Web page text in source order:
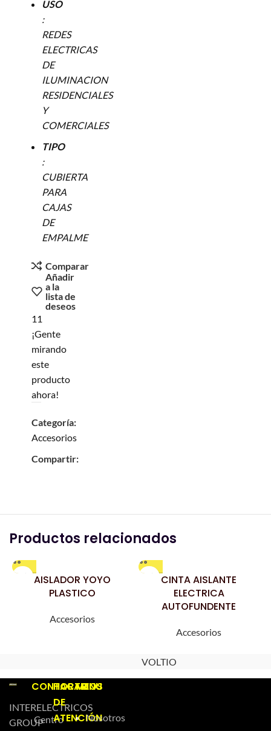
USO
:
REDES
ELECTRICAS
DE
ILUMINACION
RESIDENCIALES
Y
COMERCIALES
TIPO
:
CUBIERTA
PARA
CAJAS
DE
EMPALME
Comparar
Añadir
a la
lista de
deseos
11
¡Gente
mirando
este
producto
ahora!
Categoría:
Accesorios
Compartir:
Productos relacionados
AISLADOR YOYO
PLASTICO
Accesorios
CINTA AISLANTE
ELECTRICA
AUTOFUNDENTE
Accesorios
VOLTIO
INTERELECTRICOS
GROUP
CONTACTO
Centro
HORARIOS
DE
ATENCIÓN
MENU
Nosotros